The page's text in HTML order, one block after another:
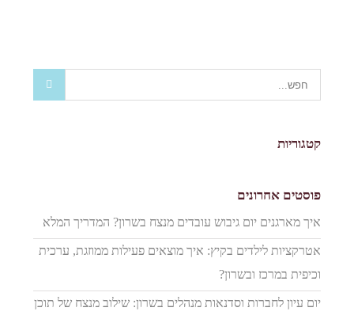
קטגוריות
פוסטים אחרונים
איך מארגנים יום גיבוש עובדים מנצח בשרון? המדריך המלא
אטרקציות לילדים בקיץ: איך מוצאים פעילות ממוזגת, ערכית
וכיפית במרכז ובשרון?
יום עיון לחברות וסדנאות מנהלים בשרון: שילוב מנצח של תוכן